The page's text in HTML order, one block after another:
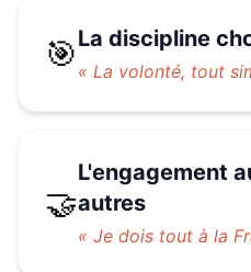
🎯La discipline
« La volonté, tout
🤝
L'engagement
autres
« Je dois tout à la